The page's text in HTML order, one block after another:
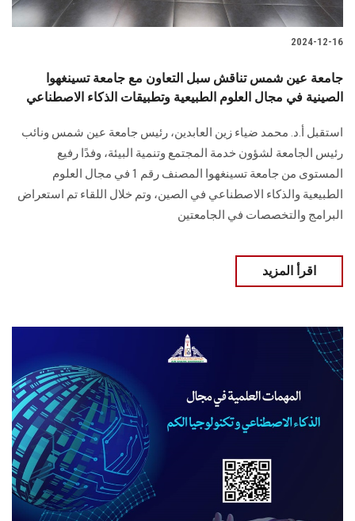
2024-12-16
جامعة عين شمس تناقش سبل التعاون مع جامعة تسينغهوا
الصينية في مجال العلوم الطبيعية وتطبيقات الذكاء الاصطناعي
استقبل أ.د. محمد ضياء زين العابدين، رئيس جامعة عين شمس ونائب
رئيس الجامعة لشؤون خدمة المجتمع وتنمية البيئة، وفدًا رفيع
المستوى من ‏جامعة تسينغهوا المصنف رقم 1 في مجال العلوم
الطبيعية والذكاء الاصطناعي في الصين‎، وتم خلال اللقاء تم استعراض
البرامج والتخصصات في الجامعتين ‏
اقرأ المزيد